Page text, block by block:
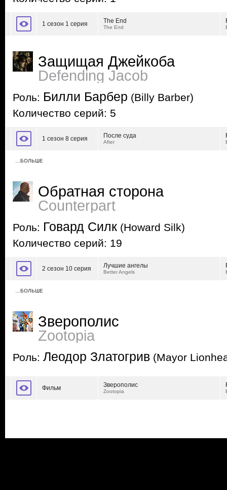
1 сезон 1 серия The End
The End
Защищая Джейкоба
Defending Jacob
Роль: Билли Барбер (Billy Barber)
Количество серий: 5
1 сезон 8 серия После суда
After
…БОЛЬШЕ
Обратная сторона
Counterpart
Роль: Говард Силк (Howard Silk)
Количество серий: 19
2 сезон 10 серия Лучшие ангелы
Better Angels
…БОЛЬШЕ
Зверополис
Zootopia
Роль: Леодор Златогрив (Mayor
Фильм Зверополис
Zootopia